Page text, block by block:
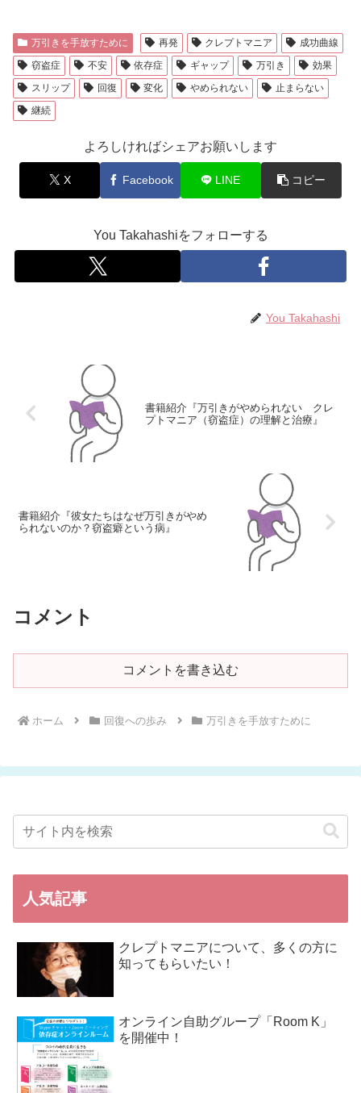
万引きを手放すために 再発 クレプトマニア
成功曲線
窃盗症
不安 依存症 ギャップ 万引き
効果
スリップ
回復 変化 やめられない
止まらない
継続
よろしければシェアお願いします
X Facebook LINE コピー
You Takahashiをフォローする
You Takahashi
書籍紹介『万引きがやめられない クレ
プトマニア（窃盗症）の理解と治療』
書籍紹介『彼女たちはなぜ万引きがやめ
られないのか？窃盗癖という病』
コメント
コメントを書き込む
ホーム 回復への歩み 万引きを手放すために
人気記事
クレプトマニアについて、多くの方に
知ってもらいたい！
オンライン自助グループ「Room K」
を開催中！